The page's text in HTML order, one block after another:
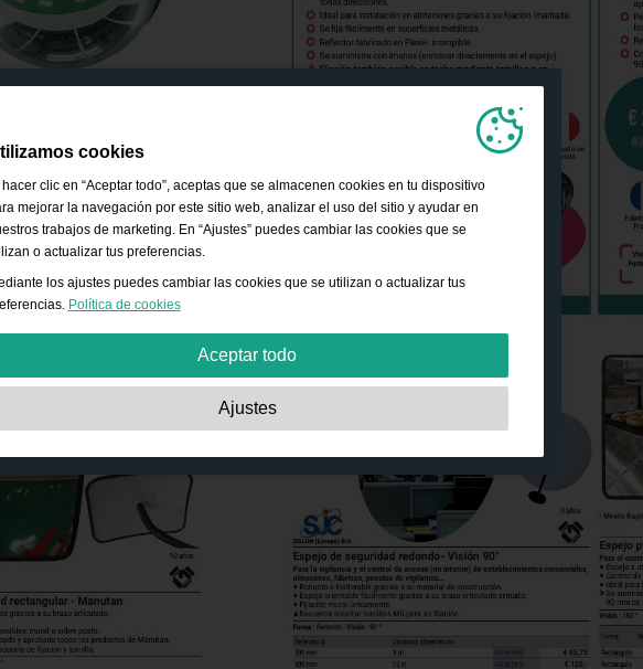
cookies
clic en “Aceptar todo”, aceptas que se almacenen cookies en tu dispositivo
mejorar la navegación por este sitio web, analizar el uso del sitio y ayudar en
trabajos de marketing. En “Ajustes” puedes cambiar las cookies que se
o actualizar tus preferencias.
los ajustes puedes cambiar las cookies que se utilizan o actualizar tus
Política de cookies
Aceptar todo
Estas cookies son esenciales para habilitar funciones
básicas como la navegación, la autorización de acceso a contenido seguro y
Rendimiento:
Estas cookies nos permiten contar las visitas, las fuentes de tráfico y
la forma en que se utiliza el sitio web, lo cual se usa para mejorar su rendimiento.
Toda la información es agregada y por lo tanto anónima.
Estas cookies permiten que el sitio web ofrezca funciones
mejoradas y opciones de personalización. Por ejemplo, opciones de tamaño de
fuente.
Ajustes